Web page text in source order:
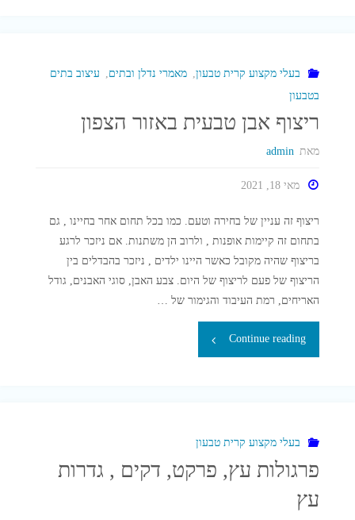
גינה
מקצועית"
בעלי מקצוע קרית טבעון מאמרי נדלן ובתים
עיצוב בתים
בטבעון
ריצוף אבן טבעית באזור הצפון
מאת admin
מאי 18, 2021
ריצוף זה עניין של בחירה וטעם. כמו בכל תחום אחר בחיינו , גם
בתחום זה קיימות אופנות , ולרוב הן משתנות. אם ניזכר לרגע
בריצוף שהיה מקובל כאשר היינו ילדים , ניזכר בהבדלים בין
הריצוף של פעם לריצוף של היום. צבע האבן, סוגי האבנים, גודל
האריחים, רמת העיבוד והגימור של …
Continue reading"ריצוף
באזור
הצפון"
בעלי מקצוע קרית טבעון
פרגולות עץ, פרקט, דקים , גדרות
עץ